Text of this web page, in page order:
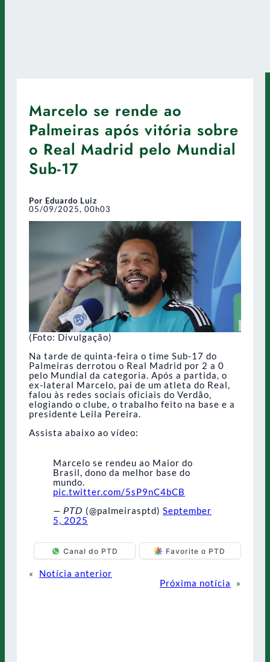
Marcelo se rende ao
Palmeiras após vitória sobre
o Real Madrid pelo Mundial
Sub-17
Por Eduardo Luiz
05/09/2025, 00h03
(Foto: Divulgação)
Na tarde de quinta-feira o time Sub-17 do
Palmeiras derrotou o Real Madrid por 2 a 0
pelo Mundial da categoria. Após a partida, o
ex-lateral Marcelo, pai de um atleta do Real,
falou às redes sociais oficiais do Verdão,
elogiando o clube, o trabalho feito na base e a
presidente Leila Pereira.
Assista abaixo ao vídeo:
Marcelo se rendeu ao Maior do
Brasil, dono da melhor base do
mundo.
pic.twitter.com/5sP9nC4bCB
— 𝘗𝘛𝘋 (@palmeirasptd) September
5, 2025
Canal do PTD Favorite o PTD
«
Notícia anterior
Próxima notícia
»